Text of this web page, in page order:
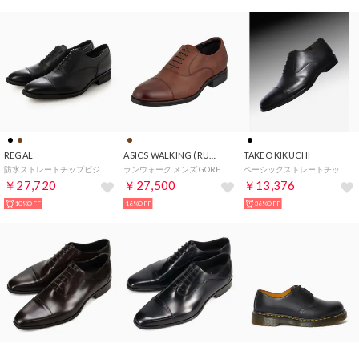
REGAL
￥27,720
10%OFF
￥27,500
16%OFF
TAKEO KIKUCHI
￥13,376
36%OFF